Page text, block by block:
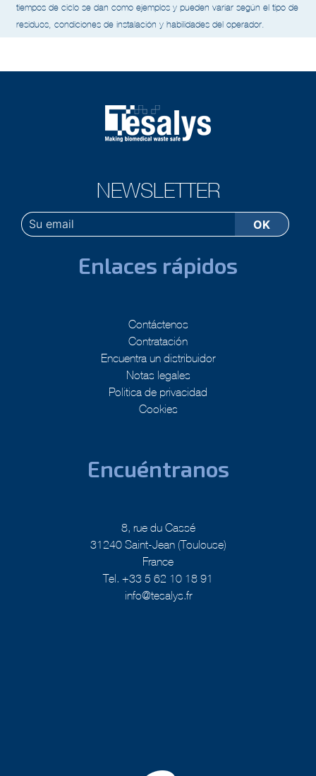
tiempos de ciclo se dan como ejemplos y pueden variar según el tipo de
residuos, condiciones de instalación y habilidades del operador.
NEWSLETTER
Enlaces rápidos
Contáctenos
Contratación
Encuentra un distribuidor
Notas legales
Politica de privacidad
Cookies
Encuéntranos
8, rue du Cassé
31240 Saint-Jean (Toulouse)
France
Tel. +33 5 62 10 18 91
info@tesalys.fr